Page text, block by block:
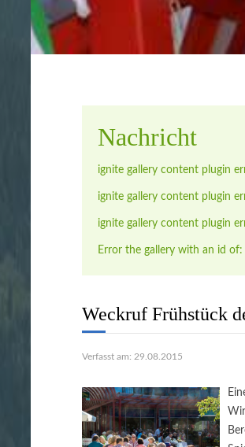
unbürokratisch zu erledigen!
Nachricht
ignite gallery content plugin
ignite gallery content plugin
ignite gallery content plugin
Error the gallery with an id
Weckruf Frühstück
Verfasst am: 29.08.2015